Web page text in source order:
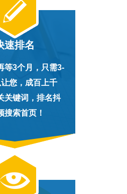
速排名
等3个月，只需3-
您，成百上千
关键词，排名抖
搜索首页！